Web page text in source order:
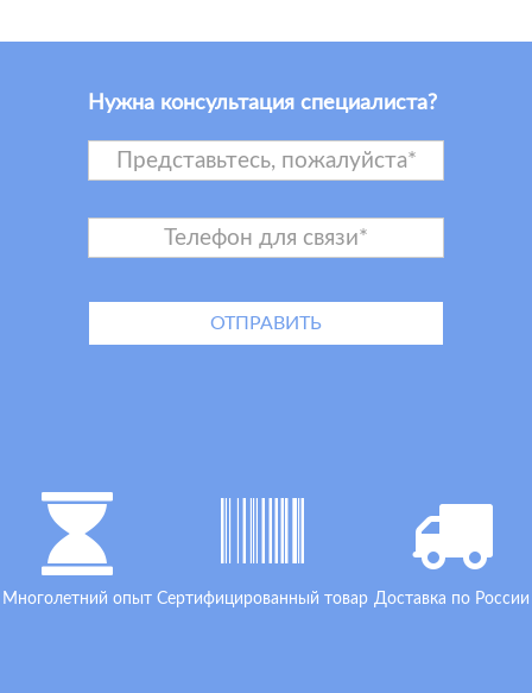
Нужна консультация специалиста?
Многолетний опыт Сертифицированный товар Доставка по России